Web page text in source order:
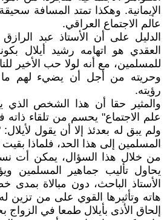
الإيمانية. وهكذا تمتد المسافة
عالم الاجتماع العراقي.
الدليل على أن الأستاذ عبد
العقدي هو اتهامه رشيد أيلال
للمسلمين، مع أنه لولا حب الأخير
وحريته من أجل أن يضيء لهم ما
رؤيته.
والمثير حقا أن هذا الشخص الذي
علم الاجتماع" يحسم من تلقاء ذاته
ولم يبق له بعدئذ إلا أن يقول
المسلمين إلى هذا الحد، فلماذا
من خلال هذا السؤال، يمكن أت
يحاول تأليب جماهير المسلمين
الأستاذ الباحث، دون مبالاة بمدى
هاته وتأثيرها القوي على من تزين
إلحاق الأذى بأيلال طمعا في الزواج